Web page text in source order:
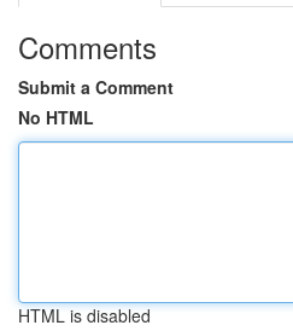
Comments
Submit a Comment
No HTML
HTML is disabled